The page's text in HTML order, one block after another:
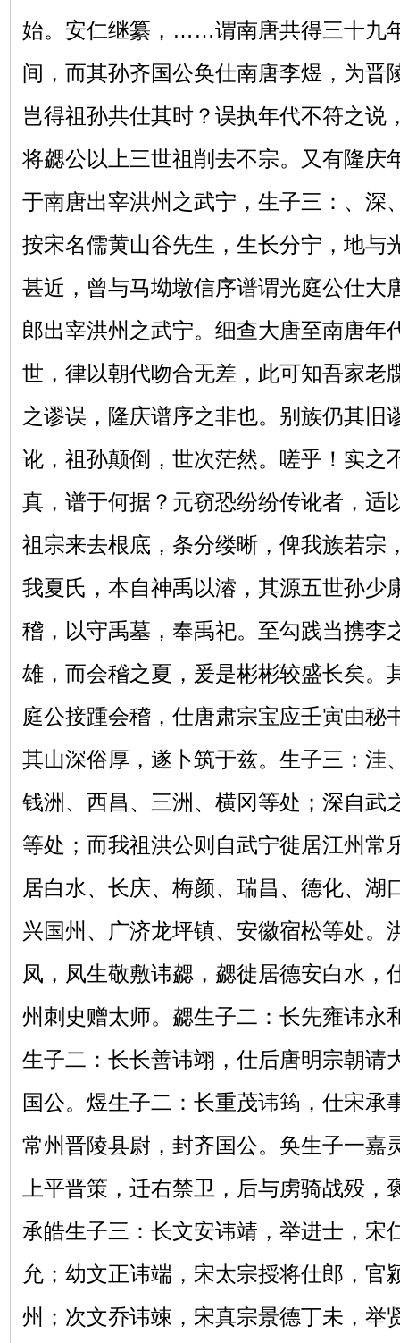
始。安仁继纂，……谓南唐共得三十九
间，而其孙齐国公奂仕南唐李煜，为晋
岂得祖孙共仕其时？误执年代不符之说
将勰公以上三世祖削去不宗。又有隆庆
于南唐出宰洪州之武宁，生子三：、深
按宋名儒黄山谷先生，生长分宁，地与
甚近，曾与马坳墩信序谱谓光庭公仕大
郎出宰洪州之武宁。细查大唐至南唐年
世，律以朝代吻合无差，此可知吾家老
之谬误，隆庆谱序之非也。别族仍其旧
讹，祖孙颠倒，世次茫然。嗟乎！实之
真，谱于何据？元窃恐纷纷传讹者，适
祖宗来去根底，条分缕晰，俾我族若宗
我夏氏，本自神禹以濬，其源五世孙少
稽，以守禹墓，奉禹祀。至勾践当携李
雄，而会稽之夏，爰是彬彬较盛长矣。
庭公接踵会稽，仕唐肃宗宝应壬寅由秘
其山深俗厚，遂卜筑于兹。生子三：洼
钱洲、西昌、三洲、横冈等处；深自武
等处；而我祖洪公则自武宁徙居江州常
居白水、长庆、梅颜、瑞昌、德化、湖
兴国州、广济龙坪镇、安徽宿松等处。
凤，凤生敬敷讳勰，勰徙居德安白水，
州刺史赠太师。勰生子二：长先雍讳永
生子二：长长善讳翊，仕后唐明宗朝请
国公。煜生子二：长重茂讳筠，仕宋承
常州晋陵县尉，封齐国公。奂生子一嘉
上平晋策，迁右禁卫，后与虏骑战殁
承皓生子三：长文安讳靖，举进士，宋
允；幼文正讳端，宋太宗授将仕郎，官
州；次文乔讳竦，宋真宗景德丁未，举